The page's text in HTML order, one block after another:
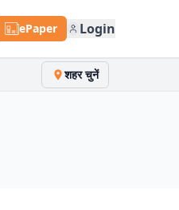
ePaper Login
शहर चुनें